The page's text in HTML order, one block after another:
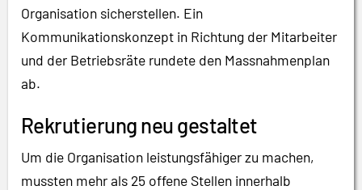
Organisation sicherstellen. Ein
Kommunikationskonzept in Richtung der Mitarbeiter
und der Betriebsräte rundete den Massnahmenplan
ab.
Rekrutierung neu gestaltet
Um die Organisation leistungsfähiger zu machen,
mussten mehr als 25 offene Stellen innerhalb